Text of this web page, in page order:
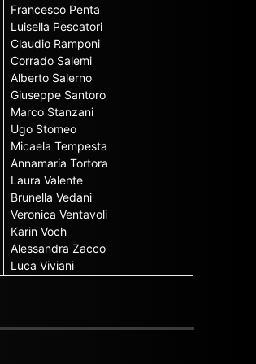
Francesco Penta
Luisella Pescatori
Claudio Ramponi
Corrado Salemi
Alberto Salerno
Giuseppe Santoro
Marco Stanzani
Ugo Stomeo
Micaela Tempesta
Annamaria Tortora
Laura Valente
Brunella Vedani
Veronica Ventavoli
Karin Voch
Alessandra Zacco
Luca Viviani